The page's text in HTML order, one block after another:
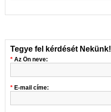
Tegye fel kérdését Nekünk!
Az Ön neve:
E-mail címe: